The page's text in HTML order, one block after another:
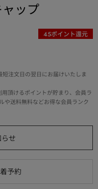
ャップ
45ポイント還元
注文日の翌日にお届けいたしま
頂けるポイントが貯まり、会員ラ
や送料無料などお得な会員ランク